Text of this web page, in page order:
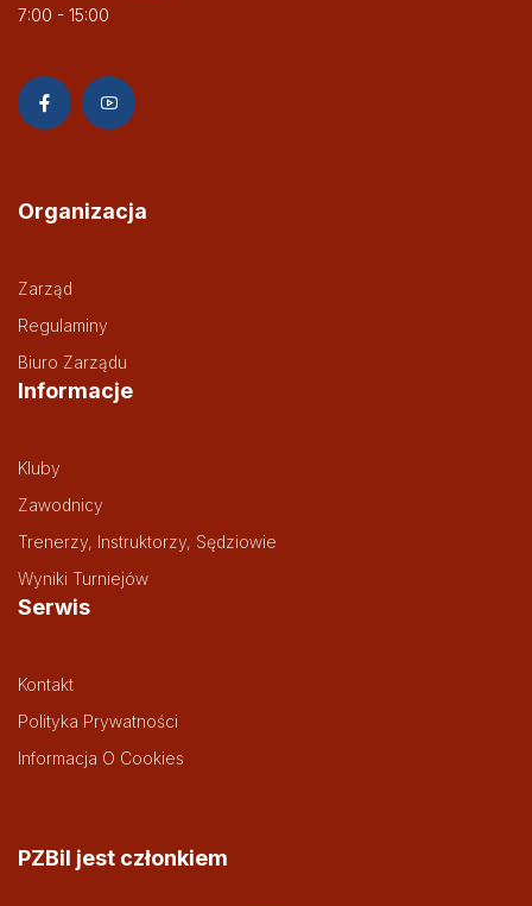
7:00 - 15:00
Organizacja
Zarząd
Regulaminy
Biuro Zarządu
Informacje
Kluby
Zawodnicy
Trenerzy, Instruktorzy, Sędziowie
Wyniki Turniejów
Serwis
Kontakt
Polityka Prywatności
Informacja O Cookies
PZBil jest członkiem